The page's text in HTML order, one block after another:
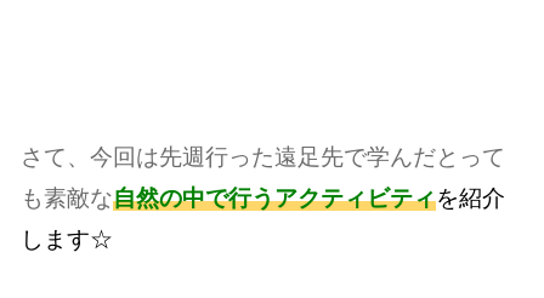
さて、今回は先週行った遠足先で学んだとって
も素敵な自然の中で行うアクティビティを紹介
します☆